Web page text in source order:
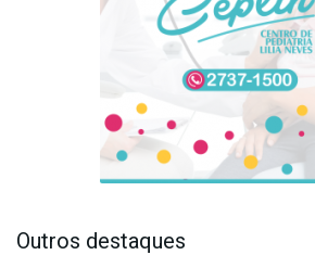
Outros destaques